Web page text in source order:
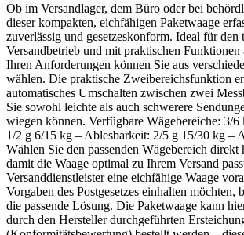
Ob im Versandlager, dem Büro oder bei
dieser kompakten, eichfähigen Paketwaage
zuverlässig und gesetzeskonform. Ideal für den
Versandbetrieb und mit praktischen Funktionen
Ihren Anforderungen können Sie aus
wählen. Die praktische Zweibereichsfunktion
automatisches Umschalten zwischen zwei
Sie sowohl leichte als auch schwerere
wiegen können. Verfügbare Wägebereiche: 3/
1/2 g 6/15 kg – Ablesbarkeit: 2/5 g 15/30 kg –
Wählen Sie den passenden Wägebereich direkt
damit die Waage optimal zu Ihrem Versand
Versanddienstleister eine eichfähige Waage
Vorgaben des Postgesetzes einhalten möchten,
die passende Lösung. Die Paketwaage kann
durch den Hersteller durchgeführten